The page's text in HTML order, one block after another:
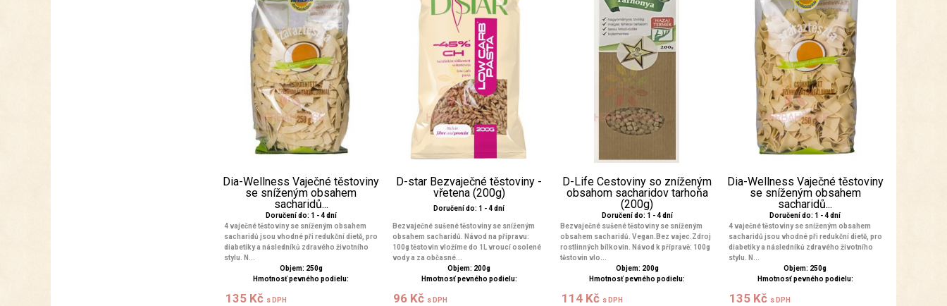
Dia-Wellness Vaječné těstoviny
se sníženým obsahem
sacharidů...
Doručení do: 1 - 4 dní
4 vaječné těstoviny se sníženým obsahem
sacharidů jsou vhodné při redukční dietě, pro
diabetiky a následníků zdravého životního
stylu. N...
Objem: 250g
Hmotnosť pevného podielu:
135 Kč s DPH
D-star Bezvaječné těstoviny -
vřetena (200g)
Doručení do: 1 - 4 dní
Bezvaječné sušené těstoviny se sníženým
obsahem sacharidů. Návod na přípravu:
100g těstovin vložíme do 1L vroucí osolené
vody a za občasné...
Objem: 200g
Hmotnosť pevného podielu:
96 Kč s DPH
D-Life Cestoviny so zníženým
obsahom sacharidov tarhoňa
(200g)
Doručení do: 1 - 4 dní
Bezvaječné sušené těstoviny se sníženým
obsahem sacharidů. Vegan.Bez vajec.Zdroj
rostlinných bílkovin. Návod k přípravě: 100g
těstovin vlo...
Objem: 200g
Hmotnosť pevného podielu:
114 Kč s DPH
Dia-Wellness Vaječné těstoviny
se sníženým obsahem
sacharidů...
Doručení do: 1 - 4 dní
4 vaječné těstoviny se sníženým obsahem
sacharidů jsou vhodné při redukční dietě, pro
diabetiky a následníků zdravého životního
stylu. N...
Objem: 250g
Hmotnosť pevného podielu:
135 Kč s DPH